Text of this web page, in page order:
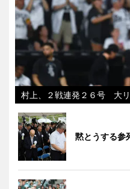
村上、２戦連発２６号 大
黙とうする参